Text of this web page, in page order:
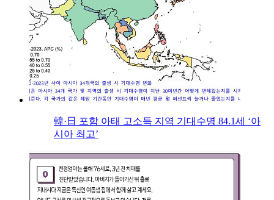
韓·日 포함 아태 고소득 지역 기대수명 84.1세 ‘아
시아 최고’